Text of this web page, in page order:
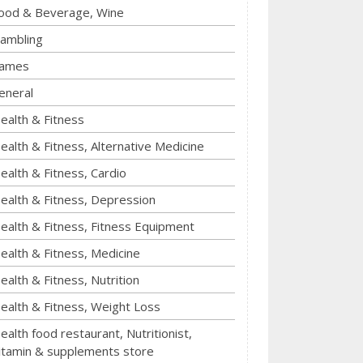
& Beverage, Wine
& Fitness
& Fitness, Alternative Medicine
& Fitness, Cardio
& Fitness, Depression
& Fitness, Fitness Equipment
& Fitness, Medicine
& Fitness, Nutrition
& Fitness, Weight Loss
food restaurant, Nutritionist,
& supplements store